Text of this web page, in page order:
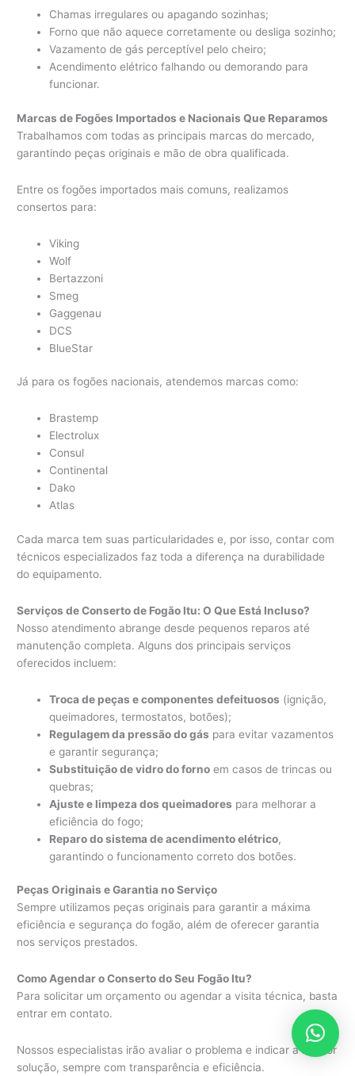
Chamas irregulares ou apagando sozinhas;
Forno que não aquece corretamente ou desliga sozinho;
Vazamento de gás perceptível pelo cheiro;
Acendimento elétrico falhando ou demorando para
funcionar.
Marcas de Fogões Importados e Nacionais Que Reparamos
Trabalhamos com todas as principais marcas do mercado,
garantindo peças originais e mão de obra qualificada.
Entre os fogões importados mais comuns, realizamos
consertos para:
Viking
Wolf
Bertazzoni
Smeg
Gaggenau
DCS
BlueStar
Já para os fogões nacionais, atendemos marcas como:
Brastemp
Electrolux
Consul
Continental
Dako
Atlas
Cada marca tem suas particularidades e, por isso, contar com
técnicos especializados faz toda a diferença na durabilidade
do equipamento.
Serviços de Conserto de Fogão Itu: O Que Está Incluso?
Nosso atendimento abrange desde pequenos reparos até
manutenção completa. Alguns dos principais serviços
oferecidos incluem:
Troca de peças e componentes defeituosos (ignição,
queimadores, termostatos, botões);
Regulagem da pressão do gás para evitar vazamentos
e garantir segurança;
Substituição de vidro do forno em casos de trincas ou
quebras;
Ajuste e limpeza dos queimadores para melhorar a
eficiência do fogo;
Reparo do sistema de acendimento elétrico,
garantindo o funcionamento correto dos botões.
Peças Originais e Garantia no Serviço
Sempre utilizamos peças originais para garantir a máxima
eficiência e segurança do fogão, além de oferecer garantia
nos serviços prestados.
Como Agendar o Conserto do Seu Fogão Itu?
Para solicitar um orçamento ou agendar a visita técnica, basta
entrar em contato.
Nossos especialistas irão avaliar o problema e indicar a melhor
solução, sempre com transparência e eficiência.